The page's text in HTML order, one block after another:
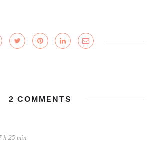
2 COMMENTS
h 25 min